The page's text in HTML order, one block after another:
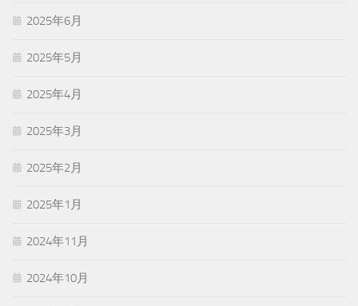
2025年6月
2025年5月
2025年4月
2025年3月
2025年2月
2025年1月
2024年11月
2024年10月